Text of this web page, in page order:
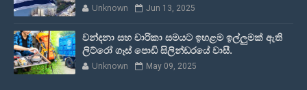
Unknown Jun 13, 2025
වන්දනා සහ චාරිකා සමයට ඉහළම ඉල්ලුමක් ඇති
ලිට්රෝ ගෑස් පොඩි සිලින්ඩරයේ වාසී.
Unknown May 09, 2025